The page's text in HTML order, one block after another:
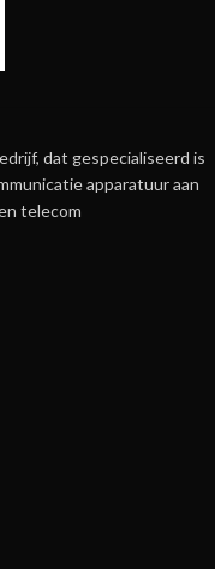
dat gespecialiseerd is
apparatuur aan
telecom